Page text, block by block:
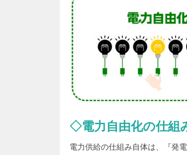
◇電力自由化の仕組
電力供給の仕組み自体は、『